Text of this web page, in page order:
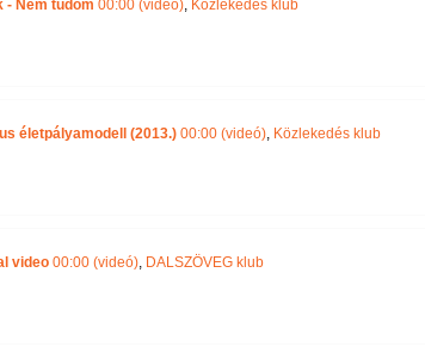
- Nem tudom 00:00 (videó), Közlekedés klub
életpályamodell (2013.)00:00 (videó), Közlekedés klub
video00:00 (videó), DALSZÖVEG klub